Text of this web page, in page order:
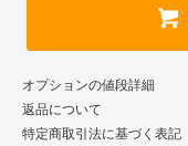
オプションの値段詳細
返品について
特定商取引法に基づく表記